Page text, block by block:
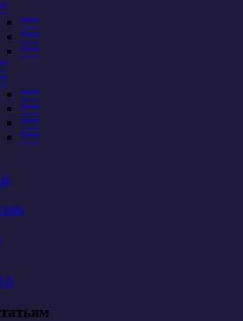
***
***
***
***
***
***
***